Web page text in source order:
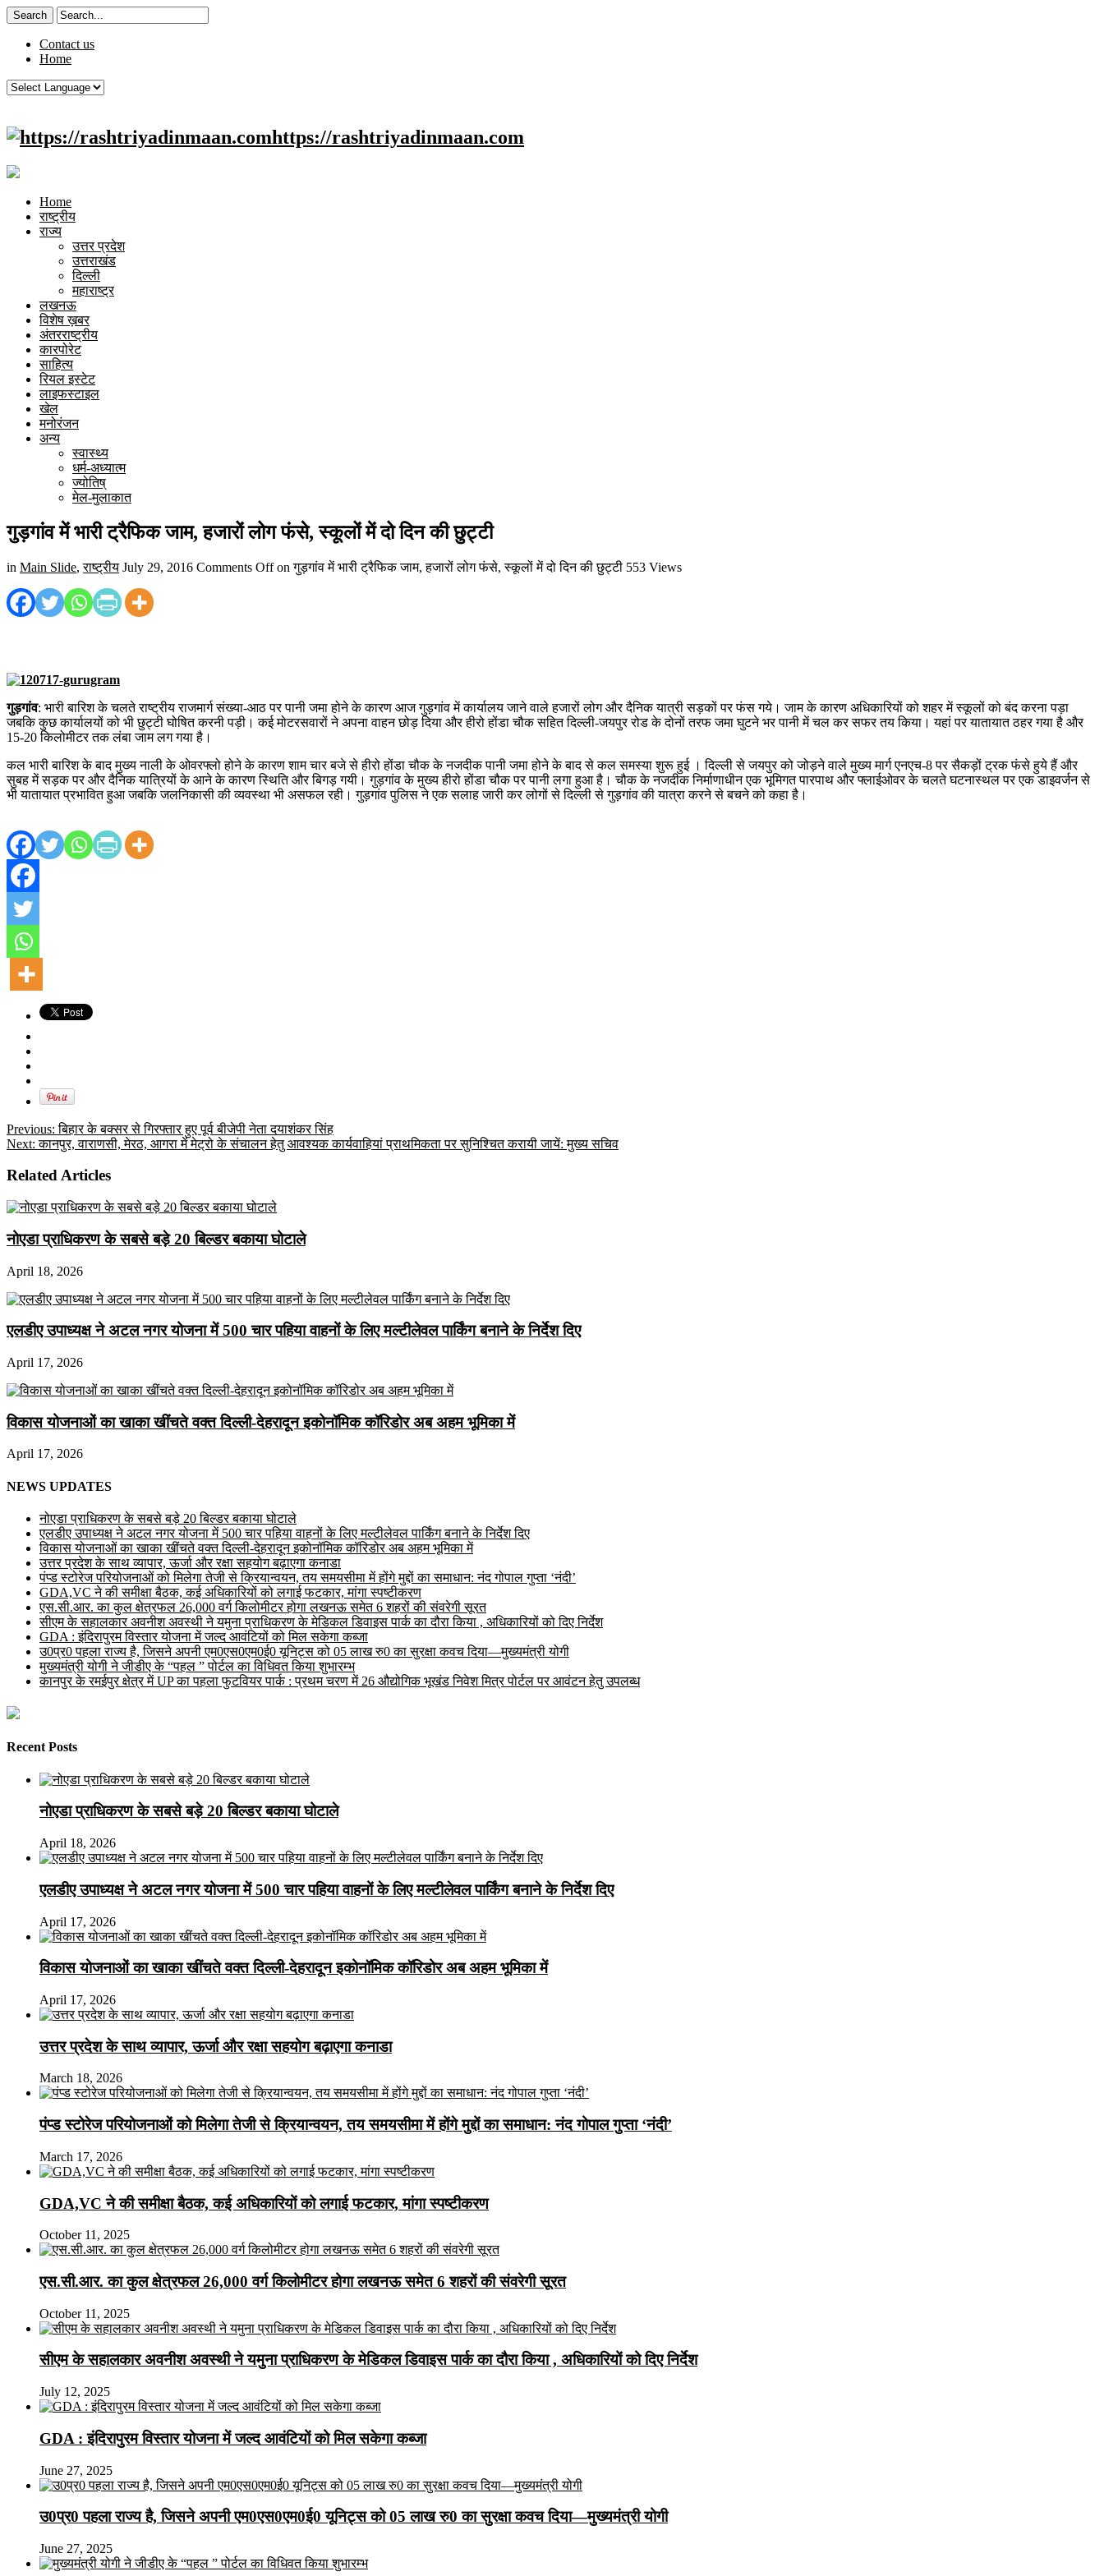
Contact us
Home
https://rashtriyadinmaan.com
Home
राष्ट्रीय
राज्य
उत्तर प्रदेश
उत्तराखंड
दिल्ली
महाराष्ट्र
लखनऊ
विशेष ख़बर
अंतरराष्ट्रीय
कारपोरेट
साहित्य
रियल इस्टेट
लाइफस्टाइल
खेल
मनोरंजन
अन्य
स्वास्थ्य
धर्म-अध्यात्म
ज्योतिष्
मेल-मुलाकात
गुड़गांव में भारी ट्रैफिक जाम, हजारों लोग फंसे, स्कूलों में दो दिन की छुट्टी
in Main Slide,राष्ट्रीय July 29, 2016 Comments Offon गुड़गांव में भारी ट्रैफिक जाम, हजारों लोग फंसे, स्कूलों में दो दिन की छुट्टी 553 Views
गुड़गांव: भारी बारिश के चलते राष्ट्रीय राजमार्ग संख्या-आठ पर पानी जमा होने के कारण आज गुड़गांव में कार्यालय जाने वाले हजारों लोग और दैनिक यात्री सड़कों पर फंस गये। जाम के कारण अधिकारियों को शहर में स्कूलों को बंद करना पड़ा
जबकि कुछ कार्यालयों को भी छुट्टी घोषित करनी पड़ी। कई मोटरसवारों ने अपना वाहन छोड़ दिया और हीरो होंडा चौक सहित दिल्ली-जयपुर रोड के दोनों तरफ जमा घुटने भर पानी में चल कर सफर तय किया। यहां पर यातायात ठहर गया है और
15-20 किलोमीटर तक लंबा जाम लग गया है।
कल भारी बारिश के बाद मुख्य नाली के ओवरफ्लो होने के कारण शाम चार बजे से हीरो होंडा चौक के नजदीक पानी जमा होने के बाद से कल समस्या शुरू हुई । दिल्ली से जयपुर को जोड़ने वाले मुख्य मार्ग एनएच-8 पर सैकड़ों ट्रक फंसे हुये हैं और
सुबह में सड़क पर और दैनिक यात्रियों के आने के कारण स्थिति और बिगड़ गयी। गुड़गांव के मुख्य हीरो होंडा चौक पर पानी लगा हुआ है। चौक के नजदीक निर्माणाधीन एक भूमिगत पारपाथ और फ्लाईओवर के चलते घटनास्थल पर एक डाइवर्जन से
भी यातायात प्रभावित हुआ जबकि जलनिकासी की व्यवस्था भी असफल रही। गुड़गांव पुलिस ने एक सलाह जारी कर लोगों से दिल्ली से गुड़गांव की यात्रा करने से बचने को कहा है।
Previous: बिहार के बक्‍सर से गिरफ्तार हुए पूर्व बीजेपी नेता दयाशंकर सिंह
Next: कानपुर, वाराणसी, मेरठ, आगरा में मेट्रो के संचालन हेतु आवश्यक कार्यवाहियां प्राथमिकता पर सुनिश्चित करायी जायें: मुख्य सचिव
Related Articles
नोएडा प्राधिकरण के सबसे बड़े 20 बिल्डर बकाया घोटाले
April 18, 2026
एलडीए उपाध्यक्ष ने अटल नगर योजना में 500 चार पहिया वाहनों के लिए मल्टीलेवल पार्किंग बनाने के निर्देश दिए
April 17, 2026
विकास योजनाओं का खाका खींचते वक्त दिल्ली-देहरादून इकोनॉमिक कॉरिडोर अब अहम भूमिका में
April 17, 2026
NEWS UPDATES
नोएडा प्राधिकरण के सबसे बड़े 20 बिल्डर बकाया घोटाले
एलडीए उपाध्यक्ष ने अटल नगर योजना में 500 चार पहिया वाहनों के लिए मल्टीलेवल पार्किंग बनाने के निर्देश दिए
विकास योजनाओं का खाका खींचते वक्त दिल्ली-देहरादून इकोनॉमिक कॉरिडोर अब अहम भूमिका में
उत्तर प्रदेश के साथ व्यापार, ऊर्जा और रक्षा सहयोग बढ़ाएगा कनाडा
पंप्ड स्टोरेज परियोजनाओं को मिलेगा तेजी से क्रियान्वयन, तय समयसीमा में होंगे मुद्दों का समाधान: नंद गोपाल गुप्ता ‘नंदी’
GDA,VC ने की समीक्षा बैठक, कई अधिकारियों को लगाई फटकार, मांगा स्पष्टीकरण
एस.सी.आर. का कुल क्षेत्रफल 26,000 वर्ग किलोमीटर होगा लखनऊ समेत 6 शहरों की संवरेगी सूरत
सीएम के सहालकार अवनीश अवस्थी ने यमुना प्राधिकरण के मेडिकल डिवाइस पार्क का दौरा किया , अधिकारियों को दिए निर्देश
GDA : इंदिरापुरम विस्तार योजना में जल्द आवंटियों को मिल सकेगा कब्जा
उ0प्र0 पहला राज्य है, जिसने अपनी एम0एस0एम0ई0 यूनिट्स को 05 लाख रु0 का सुरक्षा कवच दिया—मुख्यमंत्री योगी
मुख्यमंत्री योगी ने जीडीए के “पहल ” पोर्टल का विधिवत किया शुभारम्भ
कानपुर के रमईपुर क्षेत्र में UP का पहला फुटवियर पार्क : प्रथम चरण में 26 औद्योगिक भूखंड निवेश मित्र पोर्टल पर आवंटन हेतु उपलब्ध
Recent Posts
नोएडा प्राधिकरण के सबसे बड़े 20 बिल्डर बकाया घोटाले
April 18, 2026
एलडीए उपाध्यक्ष ने अटल नगर योजना में 500 चार पहिया वाहनों के लिए मल्टीलेवल पार्किंग बनाने के निर्देश दिए
April 17, 2026
विकास योजनाओं का खाका खींचते वक्त दिल्ली-देहरादून इकोनॉमिक कॉरिडोर अब अहम भूमिका में
April 17, 2026
उत्तर प्रदेश के साथ व्यापार, ऊर्जा और रक्षा सहयोग बढ़ाएगा कनाडा
March 18, 2026
पंप्ड स्टोरेज परियोजनाओं को मिलेगा तेजी से क्रियान्वयन, तय समयसीमा में होंगे मुद्दों का समाधान: नंद गोपाल गुप्ता ‘नंदी’
March 17, 2026
GDA,VC ने की समीक्षा बैठक, कई अधिकारियों को लगाई फटकार, मांगा स्पष्टीकरण
October 11, 2025
एस.सी.आर. का कुल क्षेत्रफल 26,000 वर्ग किलोमीटर होगा लखनऊ समेत 6 शहरों की संवरेगी सूरत
October 11, 2025
सीएम के सहालकार अवनीश अवस्थी ने यमुना प्राधिकरण के मेडिकल डिवाइस पार्क का दौरा किया , अधिकारियों को दिए निर्देश
July 12, 2025
GDA : इंदिरापुरम विस्तार योजना में जल्द आवंटियों को मिल सकेगा कब्जा
June 27, 2025
उ0प्र0 पहला राज्य है, जिसने अपनी एम0एस0एम0ई0 यूनिट्स को 05 लाख रु0 का सुरक्षा कवच दिया—मुख्यमंत्री योगी
June 27, 2025